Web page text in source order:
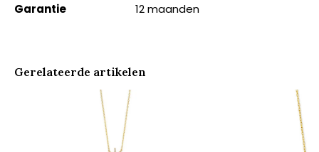
Garantie
12 maanden
Gerelateerde artikelen